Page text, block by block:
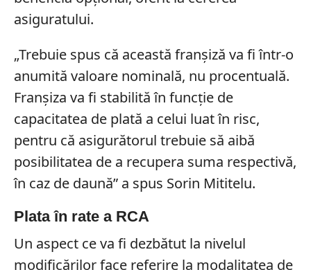
asiguratului.
„Trebuie spus că această franșiză va fi într-o
anumită valoare nominală, nu procentuală.
Franșiza va fi stabilită în funcție de
capacitatea de plată a celui luat în risc,
pentru că asigurătorul trebuie să aibă
posibilitatea de a recupera suma respectivă,
în caz de daună” a spus Sorin Mititelu.
Plata în rate a RCA
Un aspect ce va fi dezbătut la nivelul
modificărilor face referire la modalitatea de